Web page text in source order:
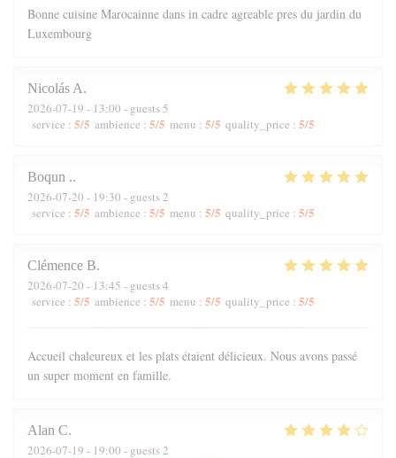
Bonne cuisine Marocainne dans in cadre agreable pres du jardin du
Luxembourg
Nicolás A
2026-07-19 - 13:00 - guests 5
service : 5/5 ambience : 5/5 menu : 5/5 quality_price : 5/5
Boqun .
2026-07-20 - 19:30 - guests 2
service : 5/5 ambience : 5/5 menu : 5/5 quality_price : 5/5
Clémence B
2026-07-20 - 13:45 - guests 4
service : 5/5 ambience : 5/5 menu : 5/5 quality_price : 5/5
Accueil chaleureux et les plats étaient délicieux. Nous avons passé
un super moment en famille.
Alan C
2026-07-19 - 19:00 - guests 2